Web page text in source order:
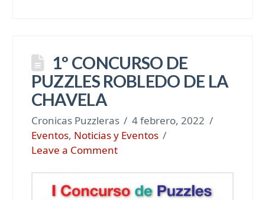
1º CONCURSO DE
PUZZLES ROBLEDO DE LA
CHAVELA
Cronicas Puzzleras
4 febrero, 2022
Eventos, Noticias y Eventos
Leave a Comment